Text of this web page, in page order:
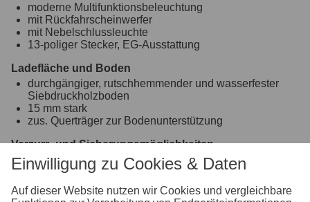
moderne Multifunktionsbeleuchtung
mit Rückfahrscheinwerfer
mit Nebelschlussleuchte
13-poliger Stecker, EG-Ausstattung
Ladefläche und Boden
durchgängiger, rutschhemmender und wasserfester
Siebdruckholzboden
15 mm stark
zus. Querträger zur Bodenunterstützung
Verzurr- und Sicherungsmöglichkeiten
8 versenkte Verzurrbügel, auf der Ladefläche im
Rahmen integriert
Einhängemöglichkeiten für Planen und Netze
Einwilligung zu Cookies & Daten
Auf dieser Website nutzen wir Cookies und vergleichbare